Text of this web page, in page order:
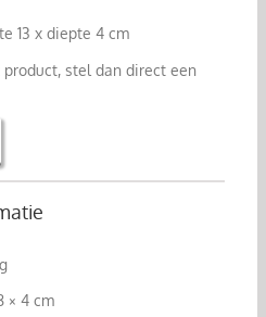
13 x diepte 4 cm
stel dan direct een
× 4 cm